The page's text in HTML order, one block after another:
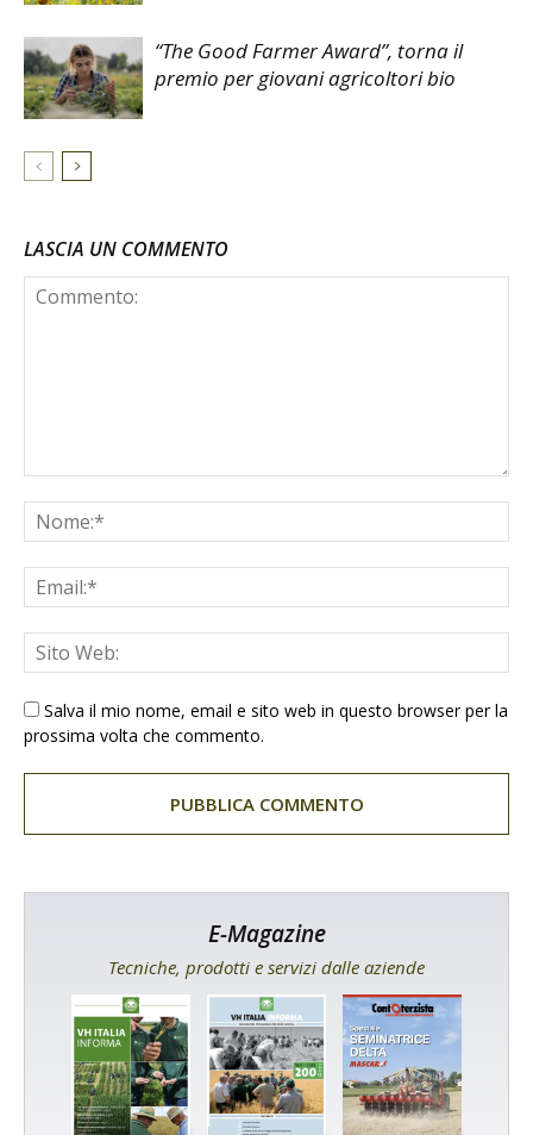
“The Good Farmer Award”, torna il
premio per giovani agricoltori bio
LASCIA UN COMMENTO
Salva il mio nome, email e sito web in questo browser per la
prossima volta che commento.
E-Magazine
Tecniche, prodotti e servizi dalle aziende